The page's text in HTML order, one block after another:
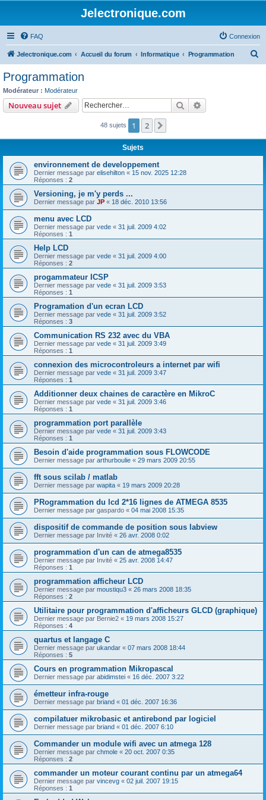
Jelectronique.com
FAQ Connexion
Jelectronique.com Accueil du forum Informatique Programmation
c
Programmation
Modérateur : Modérateur
Nouveau sujet Rechercher
48 sujets 1 2
Sujets
environnement de developpement
Dernier message par elisehilton « 15 nov. 2025 12:28
Réponses : 2
Versioning, je m'y perds ...
Dernier message par JP « 18 déc. 2010 13:56
menu avec LCD
Dernier message par vede « 31 juil. 2009 4:02
Réponses : 1
Help LCD
Dernier message par vede « 31 juil. 2009 4:00
Réponses : 2
progammateur ICSP
Dernier message par vede « 31 juil. 2009 3:53
Réponses : 1
Programation d'un ecran LCD
Dernier message par vede « 31 juil. 2009 3:52
Réponses : 3
Communication RS 232 avec du VBA
Dernier message par vede « 31 juil. 2009 3:49
Réponses : 1
connexion des microcontroleurs a internet par wifi
Dernier message par vede « 31 juil. 2009 3:47
Réponses : 1
Additionner deux chaines de caractère en MikroC
Dernier message par vede « 31 juil. 2009 3:46
Réponses : 1
programmation port parallèle
Dernier message par vede « 31 juil. 2009 3:43
Réponses : 1
Besoin d'aide programmation sous FLOWCODE
Dernier message par arthurboulie « 29 mars 2009 20:55
fft sous scilab / matlab
Dernier message par wapita « 19 mars 2009 20:28
PRogrammation du lcd 2*16 lignes de ATMEGA 8535
Dernier message par gaspardo « 04 mai 2008 15:35
dispositif de commande de position sous labview
Dernier message par Invité « 26 avr. 2008 0:02
programmation d'un can de atmega8535
Dernier message par Invité « 25 avr. 2008 14:47
Réponses : 1
programmation afficheur LCD
Dernier message par moustiqu3 « 26 mars 2008 18:35
Réponses : 2
Utilitaire pour programmation d'afficheurs GLCD (graphique)
Dernier message par Bernie2 « 19 mars 2008 15:27
Réponses : 4
quartus et langage C
Dernier message par ukandar « 07 mars 2008 18:44
Réponses : 5
Cours en programmation Mikropascal
Dernier message par abidimstei « 16 déc. 2007 3:22
émetteur infra-rouge
Dernier message par briand « 01 déc. 2007 16:36
compilatuer mikrobasic et antirebond par logiciel
Dernier message par briand « 01 déc. 2007 6:10
Commander un module wifi avec un atmega 128
Dernier message par chmole « 20 oct. 2007 0:35
Réponses : 2
commander un moteur courant continu par un atmega64
Dernier message par vincevg « 02 juil. 2007 19:15
Réponses : 1